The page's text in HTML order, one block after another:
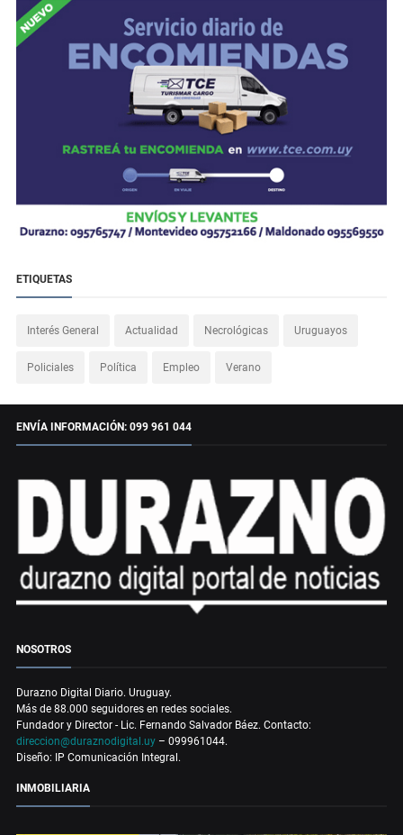
ETIQUETAS
Interés General Actualidad Necrológicas Uruguayos
Policiales Política Empleo Verano
ENVÍA INFORMACIÓN: 099 961 044
NOSOTROS
Durazno Digital Diario. Uruguay.
Más de 88.000 seguidores en redes sociales.
Fundador y Director - Lic. Fernando Salvador Báez. Contacto:
direccion@duraznodigital.uy – 099961044.
Diseño: IP Comunicación Integral.
INMOBILIARIA